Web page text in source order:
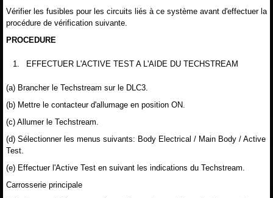
Vérifier les fusibles pour les circuits liés à ce système avant d'effectuer la
procédure de vérification suivante.
PROCEDURE
1. EFFECTUER L'ACTIVE TEST A L'AIDE DU TECHSTREAM
(a) Brancher le Techstream sur le DLC3.
(b) Mettre le contacteur d'allumage en position ON.
(c) Allumer le Techstream.
(d) Sélectionner les menus suivants: Body Electrical / Main Body / Active
Test.
(e) Effectuer l'Active Test en suivant les indications du Techstream.
Carrosserie principale